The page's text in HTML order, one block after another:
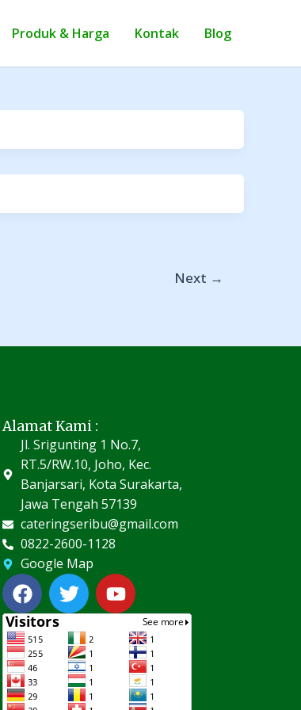
Produk & Harga Kontak Blog
Next →
Alamat Kami :
Jl. Srigunting 1 No.7,
RT.5/RW.10, Joho, Kec.
Banjarsari, Kota Surakarta,
Jawa Tengah 57139
cateringseribu@gmail.com
0822-2600-1128
Google Map
F
a
c
e
b
o
o
T
w
i
t
t
e
r
Y
o
u